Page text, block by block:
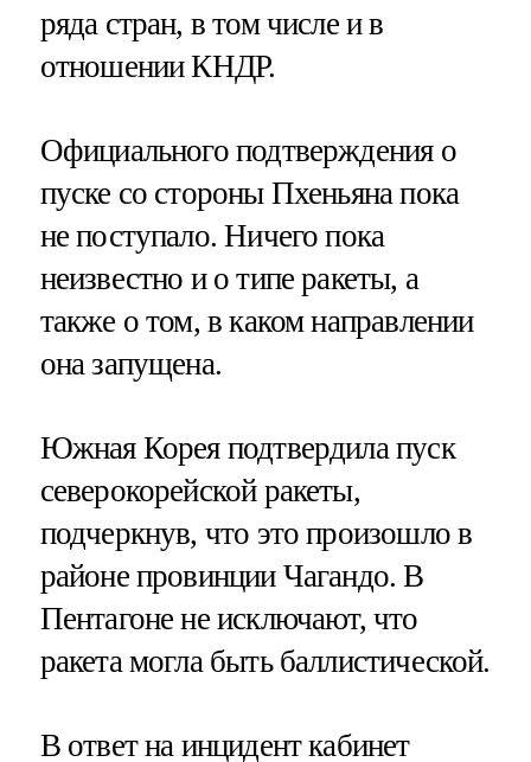
ряда стран, в том числе и в
отношении КНДР.
Официального подтверждения о
пуске со стороны Пхеньяна пока
не поступало. Ничего пока
неизвестно и о типе ракеты, а
также о том, в каком направлении
она запущена.
Южная Корея подтвердила пуск
северокорейской ракеты,
подчеркнув, что это произошло в
районе провинции Чагандо. В
Пентагоне не исключают, что
ракета могла быть баллистической.
В ответ на инцидент кабинет